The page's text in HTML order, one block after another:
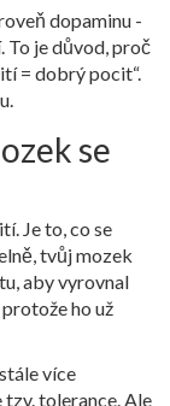
dopaminu -
To je důvod, proč
= dobrý pocit“.
se
Je to, co se
tvůj mozek
aby vyrovnal
ho už
více
tzv. tolerance. Ale